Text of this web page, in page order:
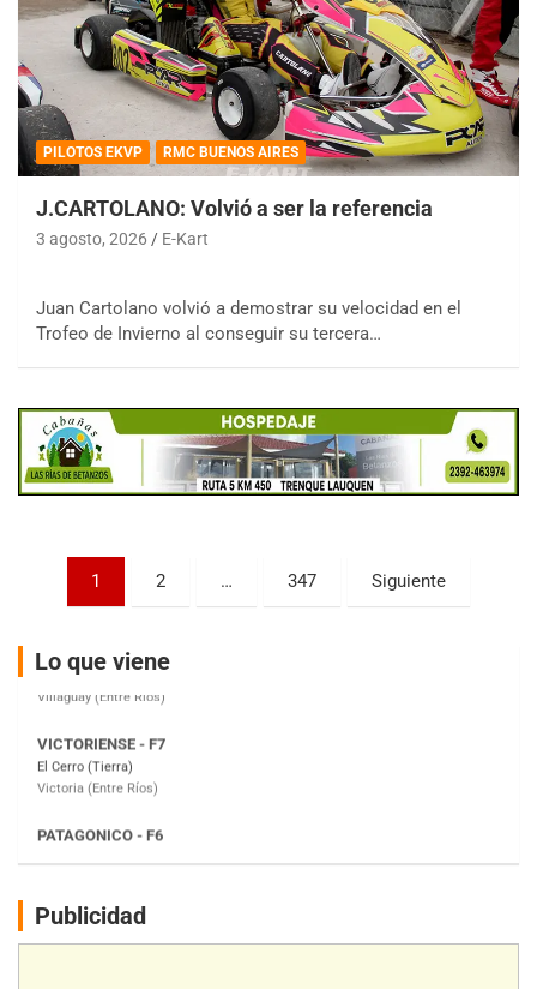
PILOTOS EKVP RMC BUENOS AIRES
J.CARTOLANO: Volvió a ser la referencia
3 agosto, 2026 E-Kart
Juan Cartolano volvió a demostrar su velocidad en el
Trofeo de Invierno al conseguir su tercera…
Paginación
entradas
1 2 … 347 Siguiente
Lo que viene
COBERTURA ESPECIAL DE E-KART.COM.AR
08/09-AGO
Baradero (Buenos Aires)
KDO - F6
Ciudad de Trenque Lauquen (Asfalto)
Trenque Lauquen (Buenos Aires)
Villaguay (Entre Ríos)
El Cerro (Tierra)
Moto Club Reginense (Tierra)
Gral. E. Godoy (Río Negro)
Juventud Unida (Tierra)
Humboldt (Santa Fe)
NORESTE SANTAFESINO - F6
Publicidad